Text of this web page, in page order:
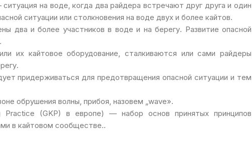
на воде, когда два райдера встречают друг друга и один
ситуации или столкновения на воде двух и более кайтов.
два и более участников в воде и на берегу. Развитие опасной
их кайтовое оборудование, сталкиваются или сами райдеры
придерживаться для предотвращения опасной ситуации и тем
обрушения волны, прибоя, назовем „wave».
Practice (GKP) в европе) — набор основ принятых принципов
в кайтовом сообществе..